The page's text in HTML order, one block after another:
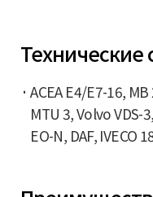
Технические
ACEA E4/E7-16,
MTU 3, Volvo VDS-
EO-N, DAF, IVECO